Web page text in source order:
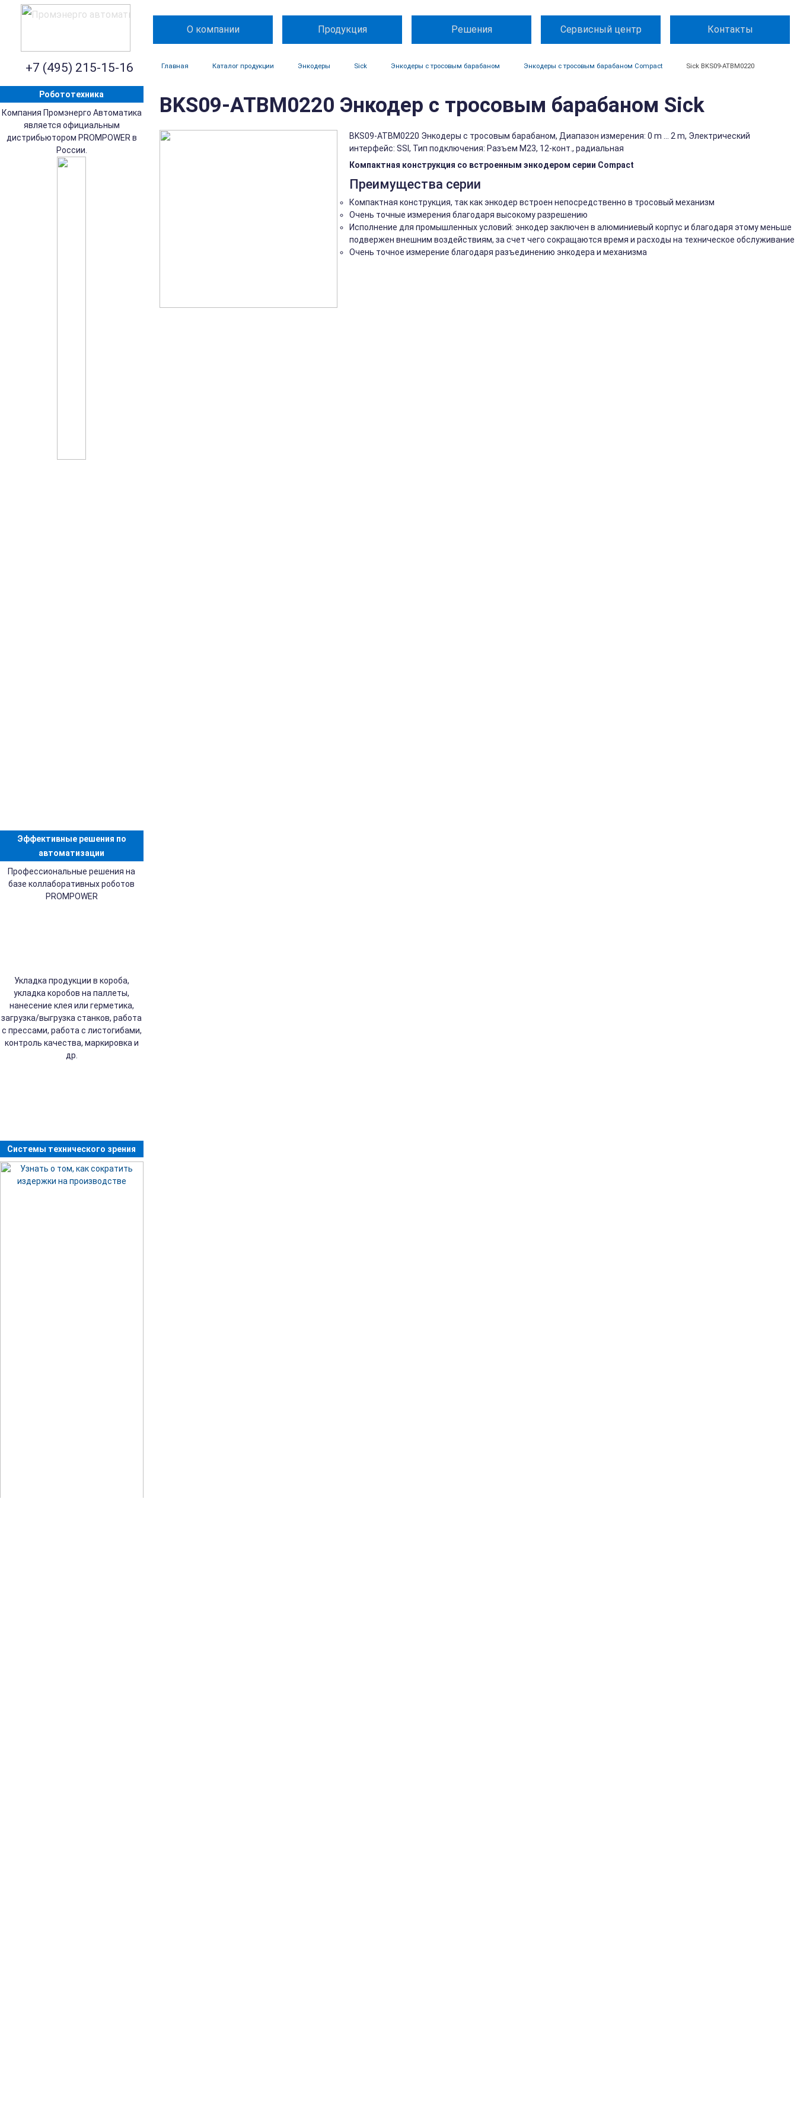
О компании Продукция Решения Сервисный центр Контакты
+7 (495) 215-15-16 Главная Каталог продукции Энкодеры Sick Энкодеры с тросовым барабаном Энкодеры с тросовым барабаном Compact Sick BKS09-ATBM0220
Робототехника
Компания Промэнерго Автоматика
является официальным
дистрибьютором PROMPOWER в
России.
Эффективные решения по
автоматизации
Профессиональные решения на
базе коллаборативных роботов
PROMPOWER
Укладка продукции в короба,
укладка коробов на паллеты,
нанесение клея или герметика,
загрузка/выгрузка станков, работа
с прессами, работа с листогибами,
контроль качества, маркировка и
др.
Системы технического зрения
BKS09-ATBM0220 Энкодер с тросовым барабаном Sick
BKS09-ATBM0220 Энкодеры с тросовым барабаном, Диапазон измерения: 0 m ... 2 m, Электрический
интерфейс: SSI, Тип подключения: Разъем М23, 12-конт., радиальная
Компактная конструкция со встроенным энкодером серии Compact
Преимущества серии
Компактная конструкция, так как энкодер встроен непосредственно в тросовый механизм
Очень точные измерения благодаря высокому разрешению
Исполнение для промышленных условий: энкодер заключен в алюминиевый корпус и благодаря этому меньше
подвержен внешним воздействиям, за счет чего сокращаются время и расходы на техническое обслуживание
Очень точное измерение благодаря разъединению энкодера и механизма